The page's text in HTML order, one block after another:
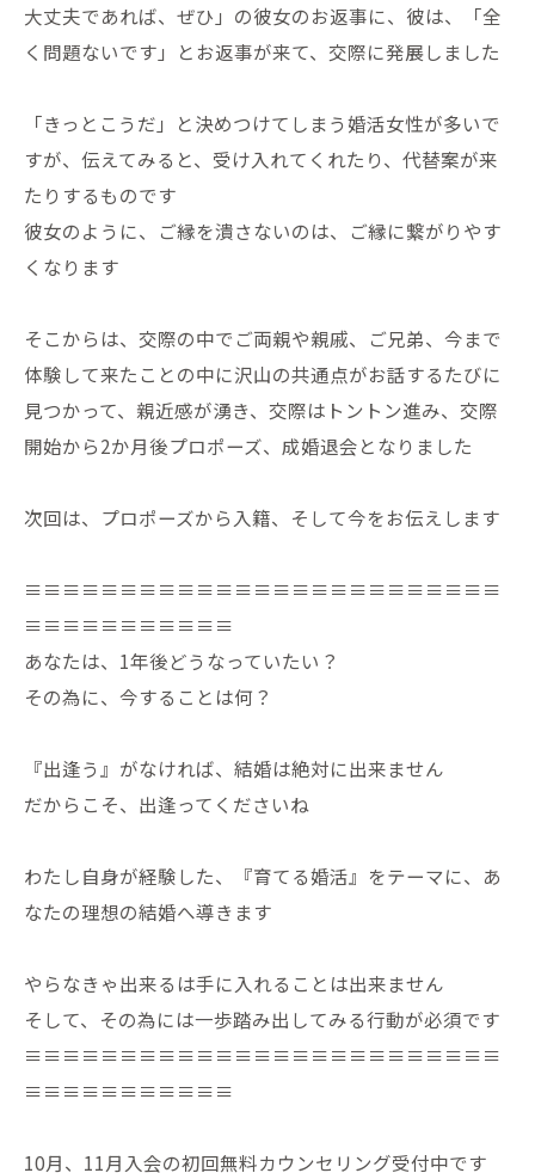
大丈夫であれば、ぜひ」の彼女のお返事に、彼は、「全
く問題ないです」とお返事が来て、交際に発展しました
「きっとこうだ」と決めつけてしまう婚活女性が多いで
すが、伝えてみると、受け入れてくれたり、代替案が来
たりするものです
彼女のように、ご縁を潰さないのは、ご縁に繋がりやす
くなります
そこからは、交際の中でご両親や親戚、ご兄弟、今まで
体験して来たことの中に沢山の共通点がお話するたびに
見つかって、親近感が湧き、交際はトントン進み、交際
開始から2か月後プロポーズ、成婚退会となりました
次回は、プロポーズから入籍、そして今をお伝えします
≡≡≡≡≡≡≡≡≡≡≡≡≡≡≡≡≡≡≡≡≡≡≡≡≡
≡≡≡≡≡≡≡≡≡≡≡
あなたは、1年後どうなっていたい？
その為に、今することは何？
『出逢う』がなければ、結婚は絶対に出来ません
だからこそ、出逢ってくださいね
わたし自身が経験した、『育てる婚活』をテーマに、あ
なたの理想の結婚へ導きます
やらなきゃ出来るは手に入れることは出来ません
そして、その為には一歩踏み出してみる行動が必須です
≡≡≡≡≡≡≡≡≡≡≡≡≡≡≡≡≡≡≡≡≡≡≡≡≡
≡≡≡≡≡≡≡≡≡≡≡
10月、11月入会の初回無料カウンセリング受付中です